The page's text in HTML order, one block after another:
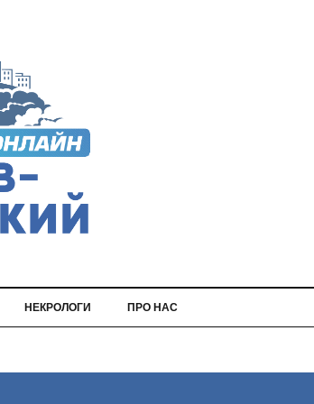
НЕКРОЛОГИ ПРО НАС